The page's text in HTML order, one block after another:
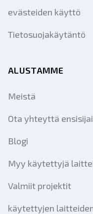
evästeiden käyttö
Tietosuojakäytäntö
ALUSTAMME
Meistä
Ota yhteyttä
Blogi
Myy käytettyjä
Valmiit projektit
käytettyjen